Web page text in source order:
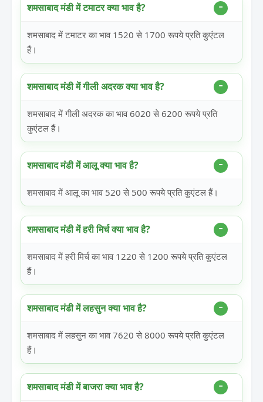
शमसाबाद मंडी में टमाटर क्या भाव है?
शमसाबाद में टमाटर का भाव 1520 से 1700 रूपये प्रति कुएंटल
हैं।
शमसाबाद मंडी में गीली अदरक क्या भाव है?
शमसाबाद में गीली अदरक का भाव 6020 से 6200 रूपये प्रति
कुएंटल हैं।
शमसाबाद मंडी में आलू क्या भाव है?
शमसाबाद में आलू का भाव 520 से 500 रूपये प्रति कुएंटल हैं।
शमसाबाद मंडी में हरी मिर्च क्या भाव है?
शमसाबाद में हरी मिर्च का भाव 1220 से 1200 रूपये प्रति कुएंटल
हैं।
शमसाबाद मंडी में लहसुन क्या भाव है?
शमसाबाद में लहसुन का भाव 7620 से 8000 रूपये प्रति कुएंटल
हैं।
शमसाबाद मंडी में बाजरा क्या भाव है?